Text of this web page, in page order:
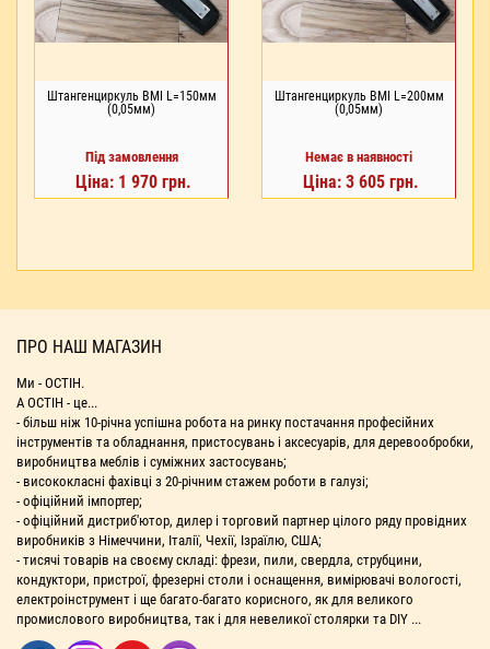
Штангенциркуль BMI L=150мм
(0,05мм)
Під замовлення
Ціна: 1 970 грн.
Штангенциркуль BMI L=200мм
(0,05мм)
Немає в наявності
Ціна: 3 605 грн.
ПРО НАШ МАГАЗИН
Ми - ОСТІН.
А ОСТІН - це...
- більш ніж 10-річна успішна робота на ринку постачання професійних
інструментів та обладнання, пристосувань і аксесуарів, для деревообробки,
виробництва меблів і суміжних застосувань;
- висококласні фахівці з 20-річним стажем роботи в галузі;
- офіційний імпортер;
- офіційний дистриб'ютор, дилер і торговий партнер цілого ряду провідних
виробників з Німеччини, Італії, Чехії, Ізраїлю, США;
- тисячі товарів на своєму складі: фрези, пили, свердла, струбцини,
кондуктори, пристрої, фрезерні столи і оснащення, вимірювачі вологості,
електроінструмент і ще багато-багато корисного, як для великого
промислового виробництва, так і для невеликої столярки та DIY ...